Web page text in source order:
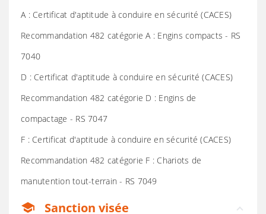
A : Certificat d'aptitude à conduire en sécurité (CACES)
Recommandation 482 catégorie A : Engins compacts - RS
7040
D : Certificat d'aptitude à conduire en sécurité (CACES)
Recommandation 482 catégorie D : Engins de
compactage - RS 7047
F : Certificat d'aptitude à conduire en sécurité (CACES)
Recommandation 482 catégorie F : Chariots de
manutention tout-terrain - RS 7049
school Sanction visée